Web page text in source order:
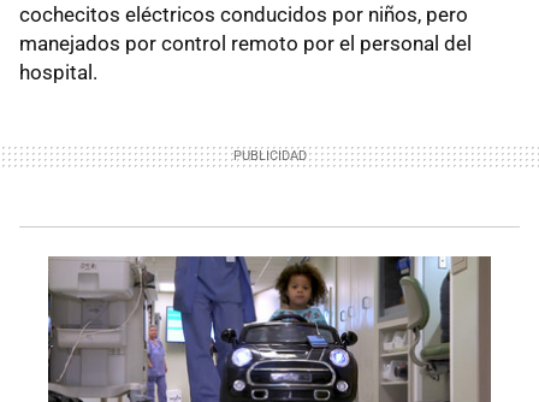
cochecitos eléctricos conducidos por niños, pero
manejados por control remoto por el personal del
hospital.